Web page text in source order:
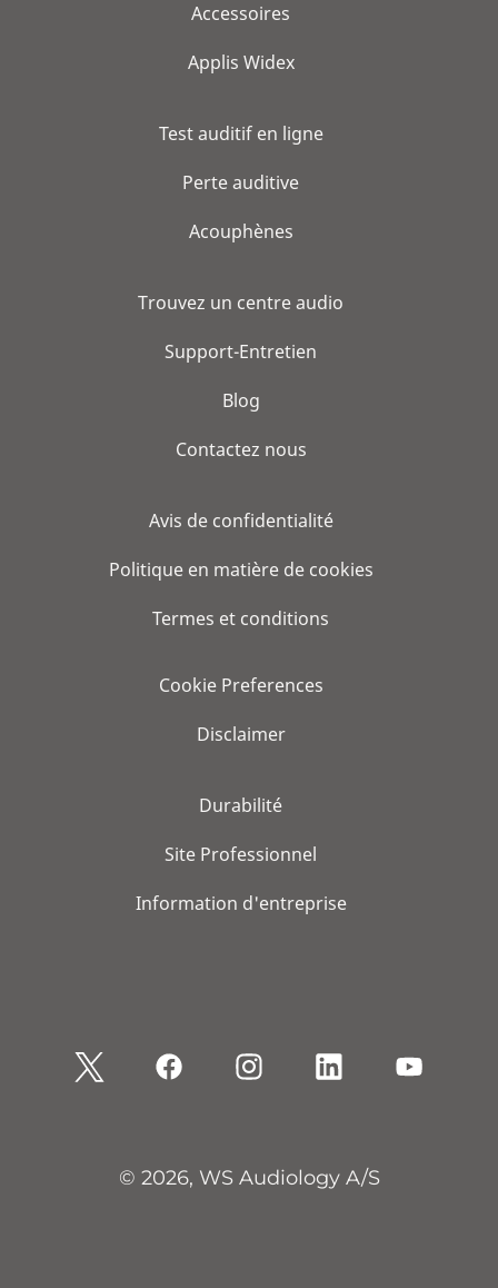
Accessoires
Applis Widex
Test auditif en ligne
Perte auditive
Acouphènes
Trouvez un centre audio
Support-Entretien
Blog
Contactez nous
Avis de confidentialité
Politique en matière de cookies
Termes et conditions
Cookie Preferences
Disclaimer
Durabilité
Site Professionnel
Information d'entreprise
© 2026, WS Audiology A/S